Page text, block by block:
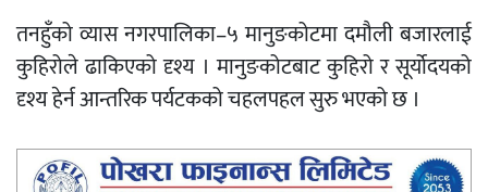
तनहुँको व्यास नगरपालिका–५ मानुङकोटमा दमौली बजारलाई
कुहिरोले ढाकिएको दृश्य । मानुङकोटबाट कुहिरो र सूर्योदयको
दृश्य हेर्न आन्तरिक पर्यटकको चहलपहल सुरु भएको छ ।